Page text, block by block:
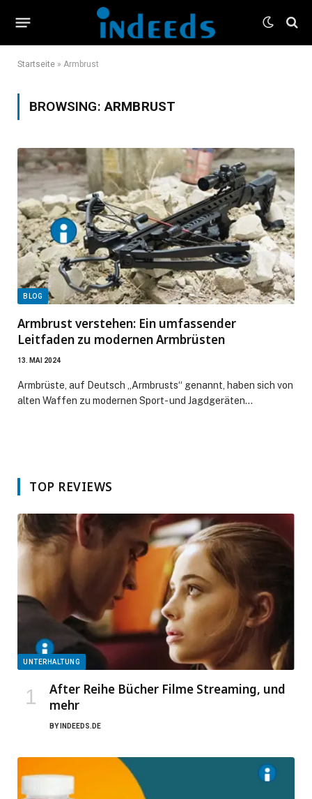
Startseite » Armbrust
BROWSING:ARMBRUST
BLOG
Armbrust verstehen: Ein umfassender
Leitfaden zu modernen Armbrüsten
13. MAI 2024
Armbrüste, auf Deutsch „Armbrusts“ genannt, haben sich von
alten Waffen zu modernen Sport- und Jagdgeräten…
TOP REVIEWS
UNTERHALTUNG
After Reihe Bücher Filme Streaming, und
mehr
BY INDEEDS.DE